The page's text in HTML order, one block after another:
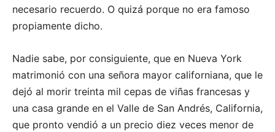
necesario recuerdo. O quizá porque no era famoso
propiamente dicho.
Nadie sabe, por consiguiente, que en Nueva York
matrimonió con una señora mayor californiana, que le
dejó al morir treinta mil cepas de viñas francesas y
una casa grande en el Valle de San Andrés, California,
que pronto vendió a un precio diez veces menor de